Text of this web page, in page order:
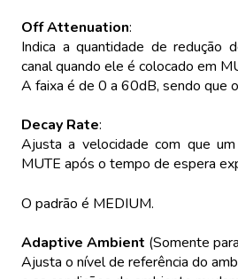
Off Attenuation:
Indica a quantidade de redução
canal quando ele é colocado em
A faixa é de 0 a 60dB, sendo que
Decay Rate:
Ajusta a velocidade com que
MUTE após o tempo de espera
O padrão é MEDIUM.
Adaptive Ambient (Somente
Ajusta o nível de referência do